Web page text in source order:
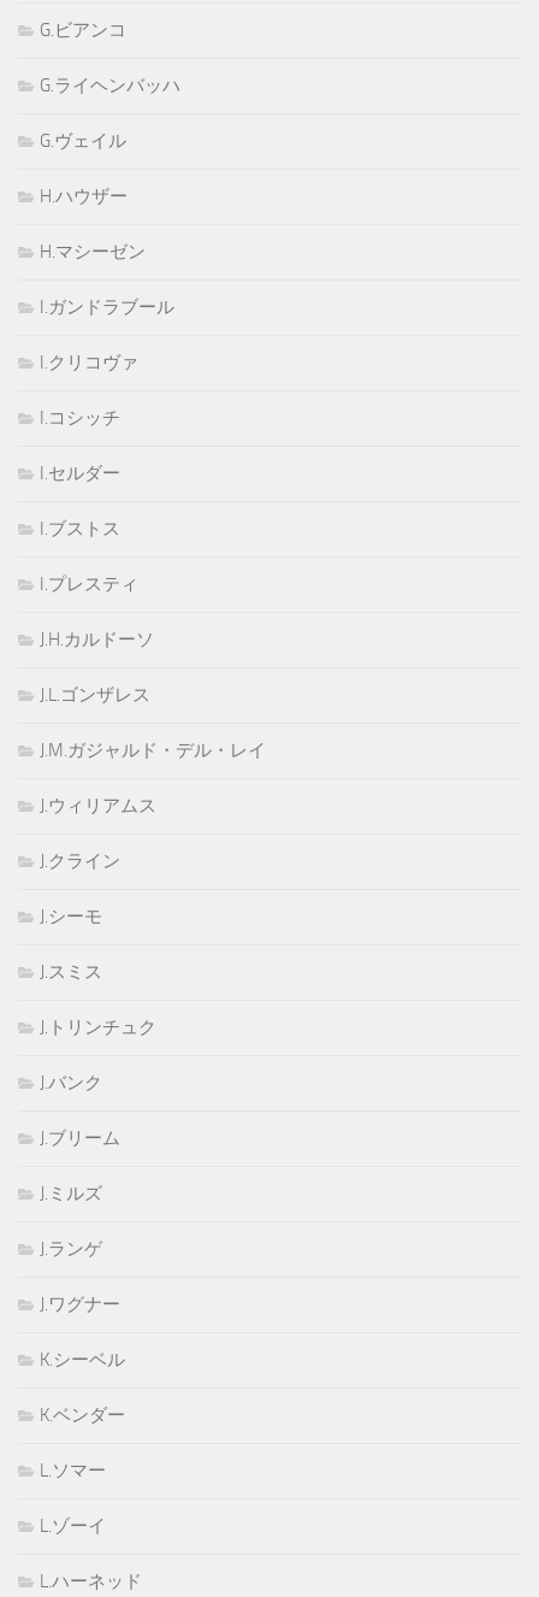
G.ビアンコ
G.ライヘンバッハ
G.ヴェイル
H.ハウザー
H.マシーゼン
I.ガンドラブール
I.クリコヴァ
I.コシッチ
I.セルダー
I.ブストス
I.プレスティ
J.H.カルドーソ
J.L.ゴンザレス
J.M.ガジャルド・デル・レイ
J.ウィリアムス
J.クライン
J.シーモ
J.スミス
J.トリンチュク
J.バンク
J.ブリーム
J.ミルズ
J.ランゲ
J.ワグナー
K.シーベル
K.ベンダー
L.ソマー
L.ゾーイ
L.ハーネッド